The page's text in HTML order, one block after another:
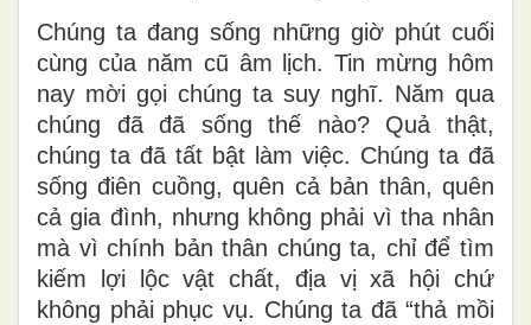
Chúng ta đang sống những giờ phút cuối
cùng của năm cũ âm lịch. Tin mừng hôm
nay mời gọi chúng ta suy nghĩ. Năm qua
chúng đã đã sống thế nào? Quả thật,
chúng ta đã tất bật làm việc. Chúng ta đã
sống điên cuồng, quên cả bản thân, quên
cả gia đình, nhưng không phải vì tha nhân
mà vì chính bản thân chúng ta, chỉ để tìm
kiếm lợi lộc vật chất, địa vị xã hội chứ
không phải phục vụ. Chúng ta đã “thả mồi